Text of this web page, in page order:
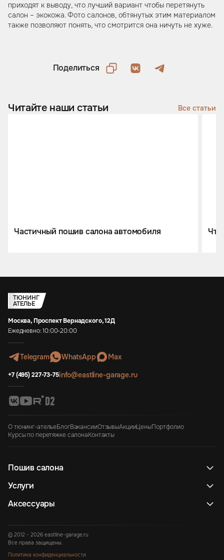
приходят к выводу, что лучший вариант чтобы перетянуть
салон – экокожа. Фото салонов, обтянутых этим материалом
также позволяют понять, что смотрится она ничуть не хуже.
Поделиться
Читайте наши статьи Все статьи
Частичный пошив салона автомобиля Что
ТЮНИНГ
АТЕЛЬЕ
Москва, Проспект Вернадского, 12Д
Ежедневно: 10:00-20:00
Telegram WhatsApp Max
+7 (495) 227-73-75info@eastline-garage.ru
О тюнинг-ательеБлогВакансииОтзывыАкцииЦеныПортфолио
Курсы по перетяжке салонаКонтакты
Пошив салона
Услуги
Аксессуары
© 2012 - 2026 eastline-garage.ru
Все права защищены.
Политика конфиденциальности